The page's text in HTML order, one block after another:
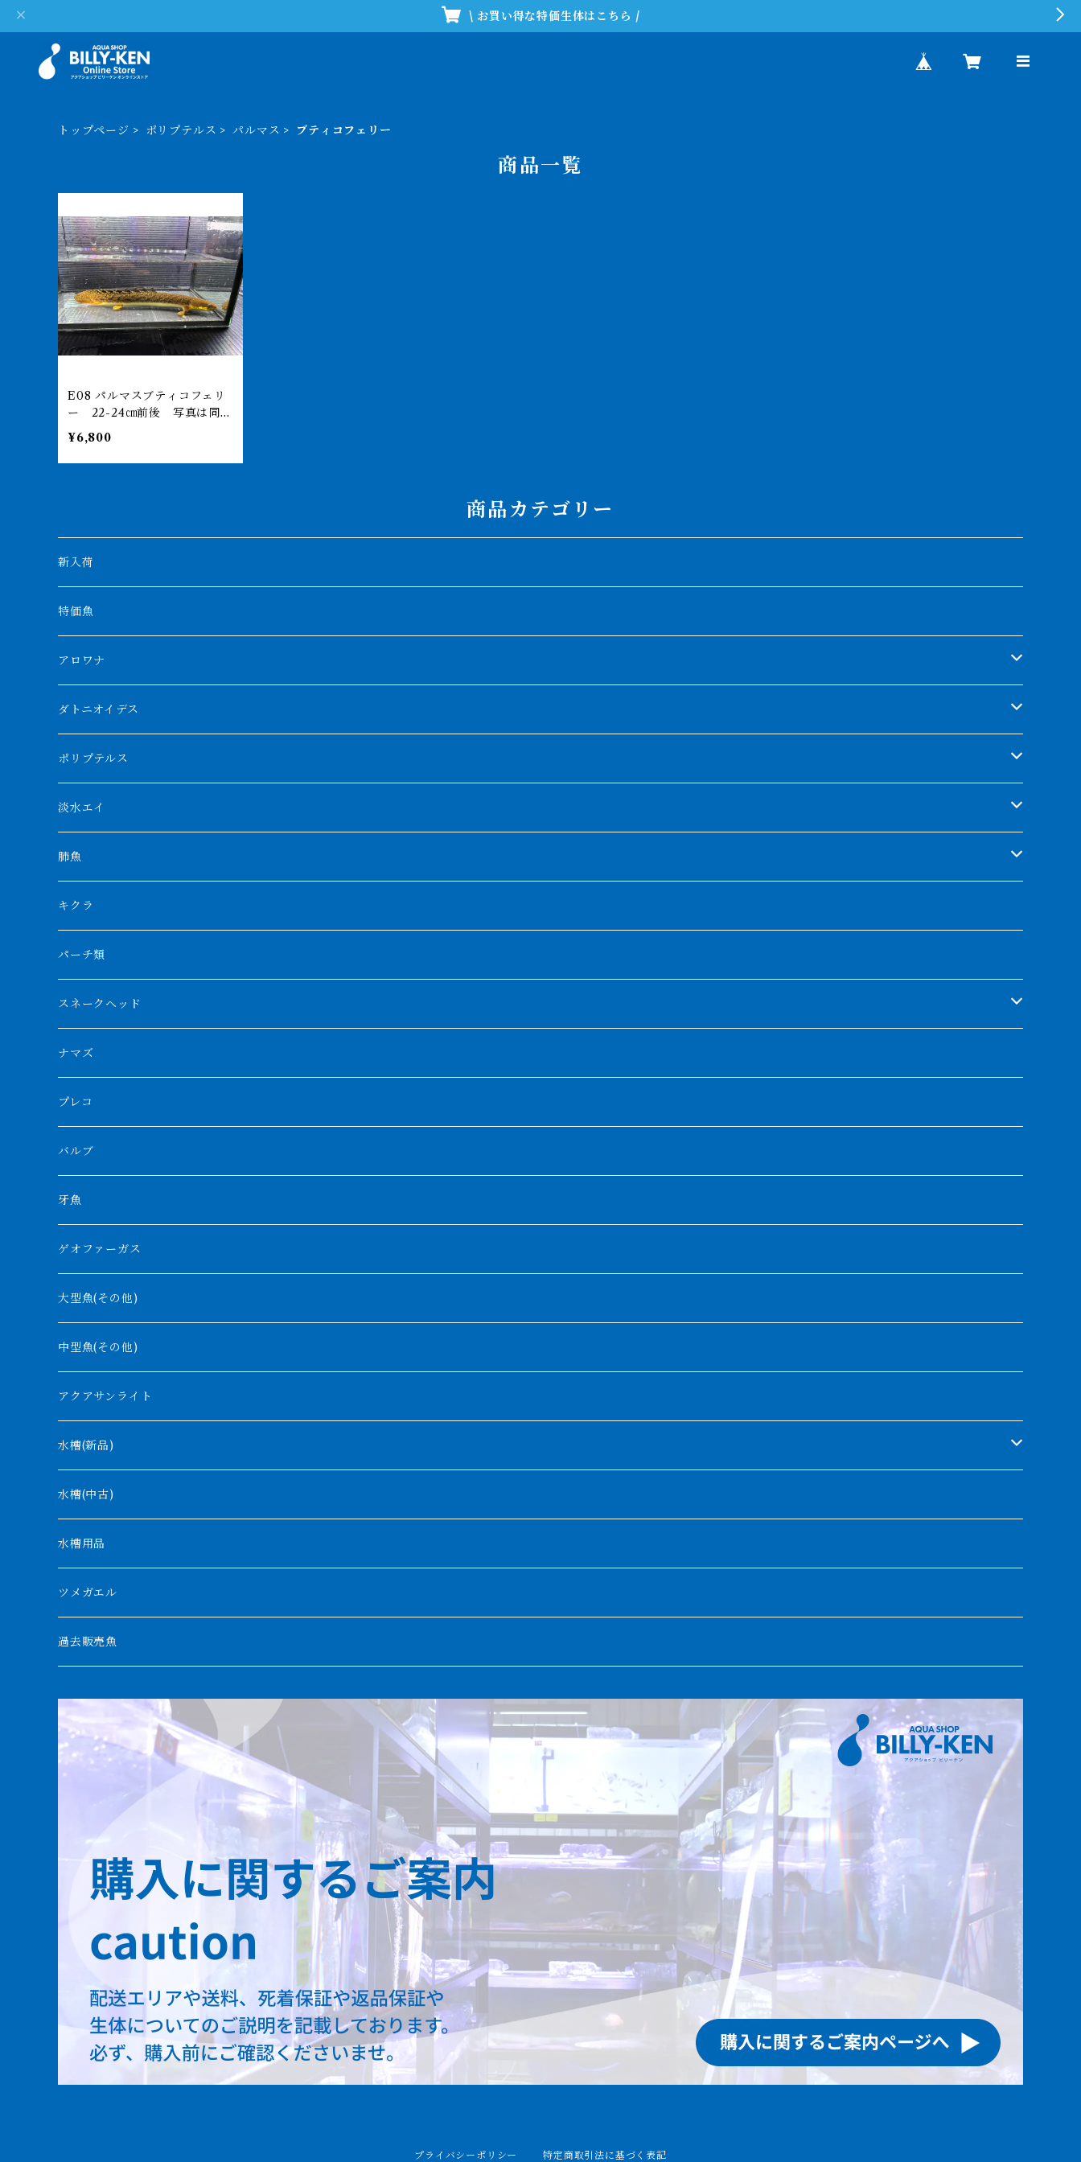
\ お買い得な特価生体はこちら /
トップページ ポリプテルス パルマス ブティコフェリー
商品一覧
E08 パルマスブティコフェリ
ー 22-24㎝前後 写真は同ロ
ット ギニアワイルド
¥6,800
商品カテゴリー
新入荷
特価魚
アロワナ
クンパイ
アブソリュートレッド
AGUS スーパーレッドF4
特殊アロワナ
厳選 過背金龍
フルゴールデンクロスバック
ブルーベースクロスバック
BILLY-KENオリジナルブランド紅龍
チョッパーレッド
ブルレッド
その他アジアアロワナ
特殊個体
紅龍
バンジャール
シルバーアロワナ
ブラックアロワナ
ノーザンバラムンディ
その他アロワナ
ダトニオイデス
シャムタイガー
特殊ダトニオ
ダトニオプラスワン
リアルバンド
フォークバンド
フォーバータイガー
メニーバータイガー
ニューギニアダトニオ
ポリプテルス
モンスターポリプ
特殊ポリプ
プラチナ個体
ショート個体
ハイブリッドポリプ
エンドリケリー
ギニア
ナイジェリア
ナイルビチャー
ナポレオンビチャー
バロ川
ビキールビキール
トゥルカナ湖
オモ川
タンガニーカビチャー
アンソルギー
コウロントン
ラプラディ
ギニア
ナイジェリア
コンギクス
オルナティピンニス
コンゴ
タンガニーカ
ウィークシー
モケレンベンベ
デルヘッジ
ザイールグリーン
パルマス
ポーリー
セネガルス
ナイル川
ナイジェリア
ブリードポリプ
アンソルギー
デルヘッジ
トゥジェルシー
淡水エイ
シナガワダイヤ
ダイヤモンドポルカ
クロコダイル
その他淡水エイ
肺魚
ネオケラ
その他肺魚
キクラ
パーチ類
スネークヘッド
チャンナバルカ
大型スネークヘッド
中型スネークヘッド
小型スネークヘッド
ナマズ
プレコ
バルブ
牙魚
ゲオファーガス
大型魚(その他)
中型魚(その他)
アクアサンライト
水槽(新品)
1200mm以下
1500mm
1800mm
2000mm以上
水槽(中古)
水槽用品
ツメガエル
過去販売魚
プライバシーポリシー 特定商取引法に基づく表記